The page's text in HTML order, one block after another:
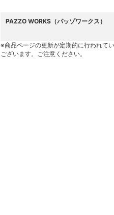
PAZZO WORKS（パッゾワークス）
※商品ページの更新が定期的に行われて
ございます。ご注意ください。